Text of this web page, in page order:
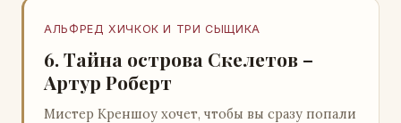
АЛЬФРЕД ХИЧКОК И ТРИ СЫЩИКА
6. Тайна острова Скелетов –
Артур Роберт
Мистер Креншоу хочет, чтобы вы сразу попали